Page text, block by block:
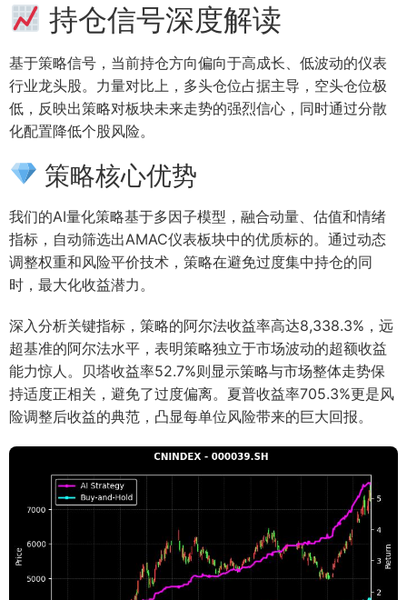
持仓信号深度解读
基于策略信号，当前持仓方向偏向于高成长、低波动的仪表
行业龙头股。力量对比上，多头仓位占据主导，空头仓位极
低，反映出策略对板块未来走势的强烈信心，同时通过分散
化配置降低个股风险。
策略核心优势
我们的AI量化策略基于多因子模型，融合动量、估值和情绪
指标，自动筛选出AMAC仪表板块中的优质标的。通过动态
调整权重和风险平价技术，策略在避免过度集中持仓的同
时，最大化收益潜力。
深入分析关键指标，策略的阿尔法收益率高达8,338.3%，远
超基准的阿尔法水平，表明策略独立于市场波动的超额收益
能力惊人。贝塔收益率52.7%则显示策略与市场整体走势保
持适度正相关，避免了过度偏离。夏普收益率705.3%更是风
险调整后收益的典范，凸显每单位风险带来的巨大回报。